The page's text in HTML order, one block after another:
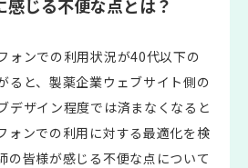
感じる不便な点とは？
ォンでの利用状況が40代以下の
ると、製薬企業ウェブサイト側の
デザイン程度では済まなくなると
ォンでの利用に対する最適化を検
の皆様が感じる不便な点について